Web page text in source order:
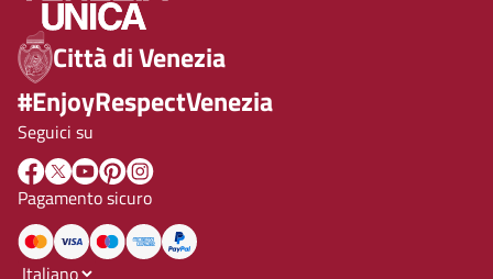
Città di Venezia
#EnjoyRespectVenezia
Seguici su
Pagamento sicuro